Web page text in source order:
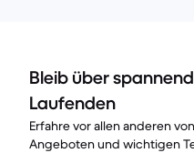
Bleib über
Laufenden
Erfahre vor allen anderen
Angeboten und wichtigen